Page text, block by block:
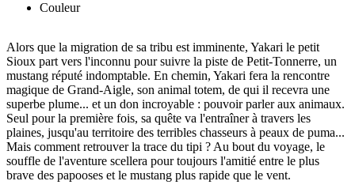
Couleur
Alors que la migration de sa tribu est imminente, Yakari le petit
Sioux part vers l'inconnu pour suivre la piste de Petit-Tonnerre, un
mustang réputé indomptable. En chemin, Yakari fera la rencontre
magique de Grand-Aigle, son animal totem, de qui il recevra une
superbe plume... et un don incroyable : pouvoir parler aux animaux.
Seul pour la première fois, sa quête va l'entraîner à travers les
plaines, jusqu'au territoire des terribles chasseurs à peaux de puma...
Mais comment retrouver la trace du tipi ? Au bout du voyage, le
souffle de l'aventure scellera pour toujours l'amitié entre le plus
brave des papooses et le mustang plus rapide que le vent.